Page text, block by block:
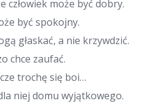
człowiek może być dobry.
być spokojny.
głaskać, a nie krzywdzić.
chce zaufać.
trochę się boi…
niej domu wyjątkowego.